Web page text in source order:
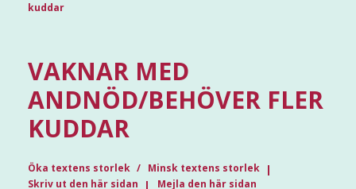
kuddar
VAKNAR MED
ANDNÖD/BEHÖVER FLER
KUDDAR
Öka textens storlek
Minsk textens storlek
Skriv ut den här sidan
Mejla den här sidan